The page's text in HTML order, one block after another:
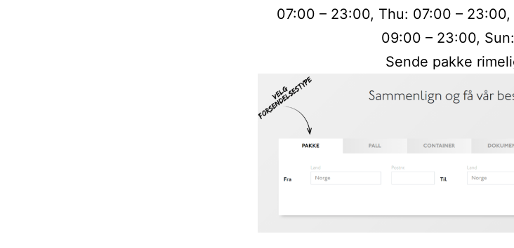
07:00 – 23:00, Thu: 07:00 –
09:00 – 23:00,
Sende pakke